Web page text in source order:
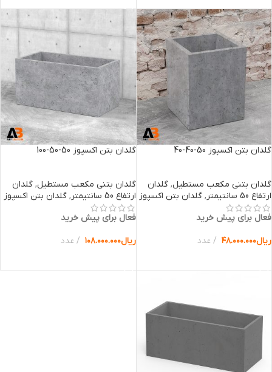
گلدان بتن اکسپوز 50-40-40
گلدان بتنی مکعب مستطیل, گلدان
ارتفاع 50 سانتیمتر
, گلدان بتن اکسپوز
فعال برای پیش خرید
ریال۴۸.۰۰۰.۰۰۰ عدد
گلدان بتن اکسپوز 50-50-100
گلدان بتنی مکعب مستطیل, گلدان
ارتفاع 50 سانتیمتر
, گلدان بتن اکسپوز
فعال برای پیش خرید
ریال۱۰۸.۰۰۰.۰۰۰ عدد